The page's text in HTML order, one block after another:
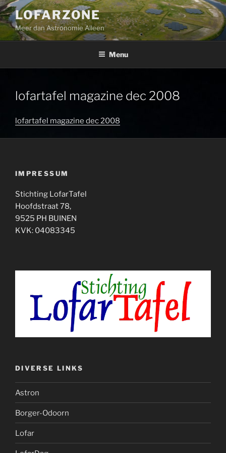
Ga
naar
de
inhoud
LOFARZONE
Meer dan Astronomie Alleen
Menu
lofartafel magazine dec 2008
lofartafel magazine dec 2008
IMPRESSUM
Stichting LofarTafel
Hoofdstraat 78,
9525 PH BUINEN
KVK: 04083345
DIVERSE LINKS
Astron
Borger-Odoorn
Lofar